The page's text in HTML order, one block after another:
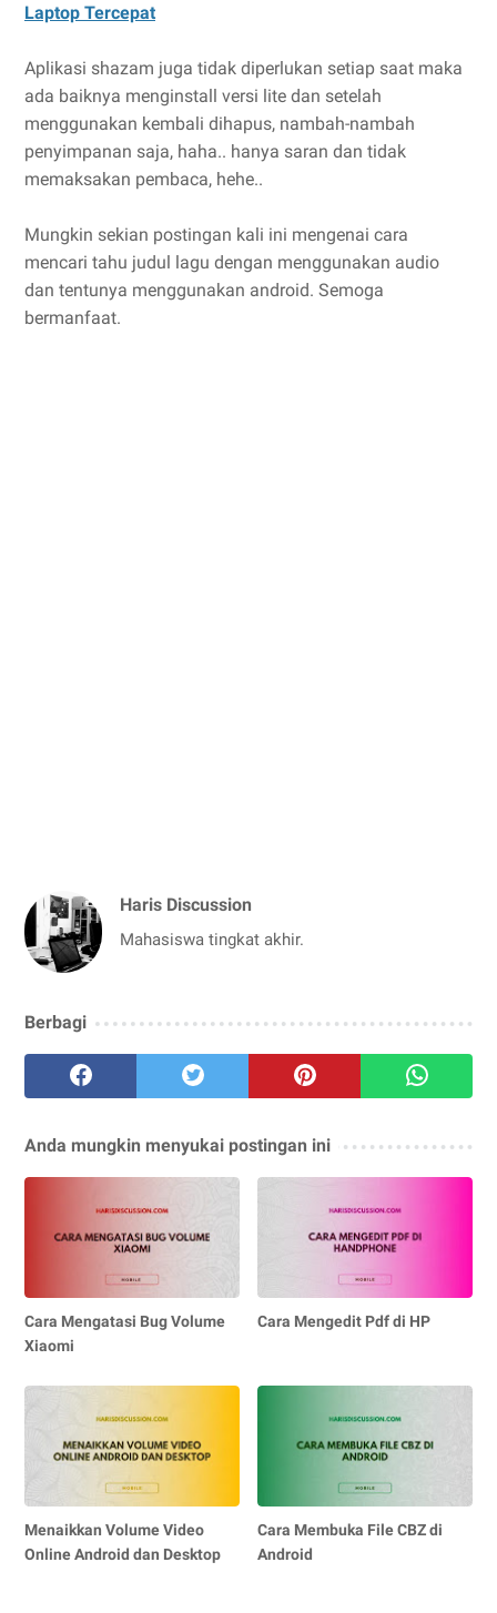
Laptop Tercepat
Aplikasi shazam juga tidak diperlukan setiap saat maka
ada baiknya menginstall versi lite dan setelah
menggunakan kembali dihapus, nambah-nambah
penyimpanan saja, haha.. hanya saran dan tidak
memaksakan pembaca, hehe..
Mungkin sekian postingan kali ini mengenai cara
mencari tahu judul lagu dengan menggunakan audio
dan tentunya menggunakan android. Semoga
bermanfaat.
Haris Discussion
Mahasiswa tingkat akhir.
Berbagi
Anda mungkin menyukai postingan ini
Cara Mengatasi Bug Volume
Xiaomi
Cara Mengedit Pdf di HP
Menaikkan Volume Video
Online Android dan Desktop
Cara Membuka File CBZ di
Android